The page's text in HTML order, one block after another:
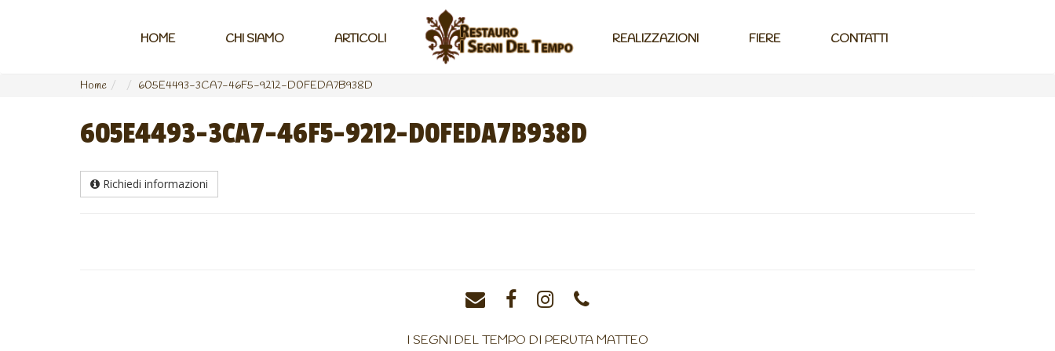
HOME CHI SIAMO ARTICOLI REALIZZAZIONI FIERE CONTATTI
Home 605E4493-3CA7-46F5-9212-D0FEDA7B938D
605E4493-3CA7-46F5-9212-D0FEDA7B938D
Richiedi informazioni
I SEGNI DEL TEMPO DI PERUTA MATTEO